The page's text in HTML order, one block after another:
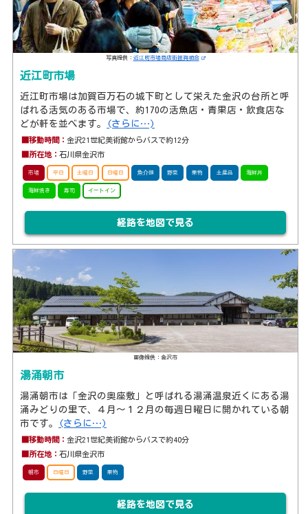
写真提供： 近江町市場商店街振興組合
近江町市場
近江町市場は加賀百万石の城下町として栄えた金沢の台所と呼
ばれる活気のある市場で、約170の活魚店・青果店・飲食店な
どが軒を並べます。
(さらに…)
■移動時間：金沢21世紀美術館からバスで約12分
■所在地：石川県金沢市
市場 平日 土曜日 日曜日 魚介類 野菜 果物 土産品 海鮮丼
海鮮焼き 寿司 イートイン
経路を地図で見る
画像提供：金沢市
湯涌朝市
湯涌朝市は「金沢の奥座敷」と呼ばれる湯涌温泉近くにある湯
涌みどりの里で、４月～１２月の毎週日曜日に開かれている朝
市です。
(さらに…)
■移動時間：金沢21世紀美術館からバスで約40分
■所在地：石川県金沢市
朝市 日曜日 野菜 果物
経路を地図で見る